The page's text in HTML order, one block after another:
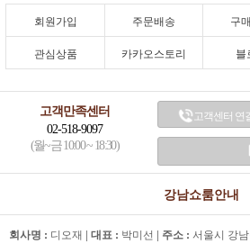
회원가입 주문배송 구
관심상품 카카오스토리 블
고객만족센터
02-518-9097
(월~금 10:00 ~ 18:30)
고객센터 연
강남쇼룸안내
회사명 : 디오재 | 대표 : 박미선 | 주소 : 서울시 강